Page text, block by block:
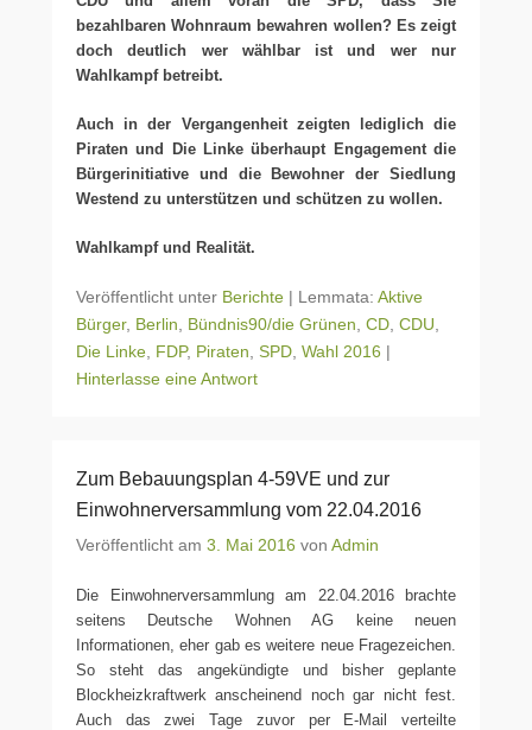
bezahlbaren Wohnraum bewahren wollen? Es zeigt
doch deutlich wer wählbar ist und wer nur
Wahlkampf betreibt.
Auch in der Vergangenheit zeigten lediglich die
Piraten und Die Linke überhaupt Engagement die
Bürgerinitiative und die Bewohner der Siedlung
Westend zu unterstützen und schützen zu wollen.
Wahlkampf und Realität.
Veröffentlicht unter Berichte | Lemmata: Aktive
Bürger, Berlin Bündnis90/die Grünen CD CDU
Die Linke FDP, Piraten SPD Wahl 2016 |
Hinterlasse eine Antwort
Zum Bebauungsplan 4-59VE und zur
Einwohnerversammlung vom 22.04.2016
Veröffentlicht am 3. Mai 2016 von Admin
Die Einwohnerversammlung am 22.04.2016 brachte
seitens Deutsche Wohnen AG keine neuen
Informationen, eher gab es weitere neue Fragezeichen.
So steht das angekündigte und bisher geplante
Blockheizkraftwerk anscheinend noch gar nicht fest.
Auch das zwei Tage zuvor per E-Mail verteilte